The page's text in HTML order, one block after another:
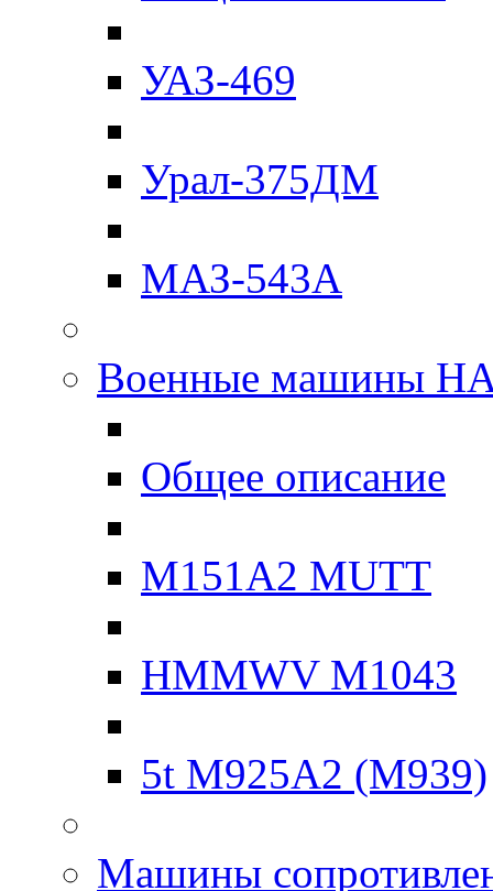
УАЗ-469
Урал-375ДМ
МАЗ-543А
Военные машины
Общее описание
M151A2 MUTT
HMMWV M1043
5t M925A2 (M939)
Машины